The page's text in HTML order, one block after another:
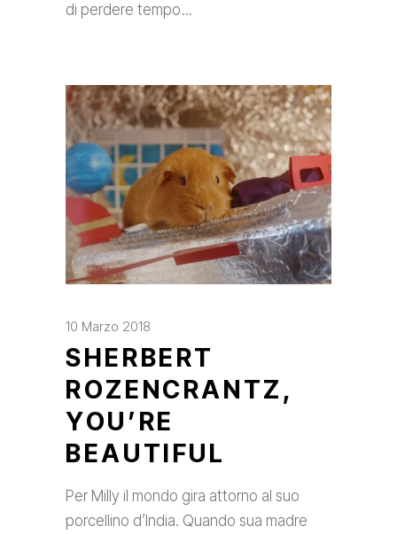
di perdere tempo
10 Marzo 2018
SHERBERT
ROZENCRANTZ,
YOU’RE
BEAUTIFUL
Per Milly il mondo gira attorno al suo
porcellino d’India. Quando sua madre